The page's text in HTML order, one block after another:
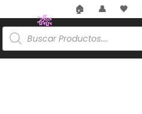
🏠 👤 🖤
Búsqueda
de
productos🎋